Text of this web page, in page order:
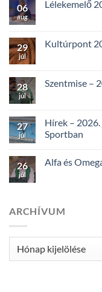
06
aug
Lélekemelő
29
júl
Kultúrpont
28
júl
Szentmise –
27
júl
Hírek –
Sportban
26
júl
Alfa és
ARCHÍVUM
Archívum